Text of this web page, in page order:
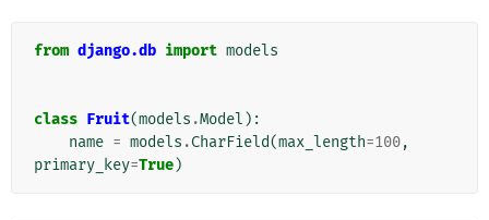
from django.db import models
class Fruit(models .Model ):
name = models .CharField(max_length=100,
primary_key=True)